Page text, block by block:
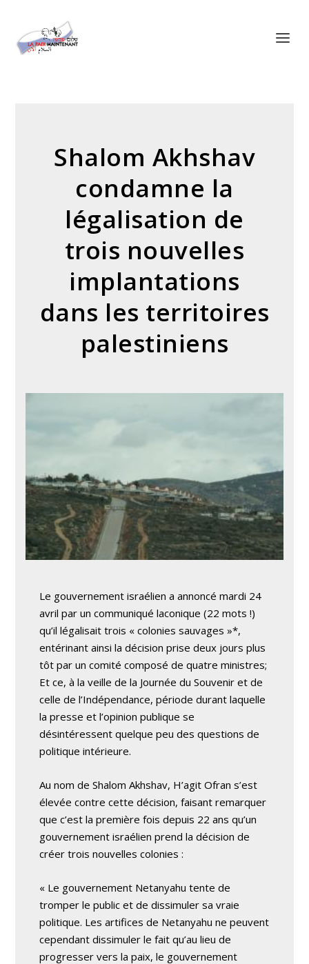
Shalom Akhshav
condamne la
légalisation de
trois nouvelles
implantations
dans les territoires
palestiniens
Le gouvernement israélien a annoncé mardi 24
avril par un communiqué laconique (22 mots !)
qu’il légalisait trois « colonies sauvages »*,
entérinant ainsi la décision prise deux jours plus
tôt par un comité composé de quatre ministres;
Et ce, à la veille de la Journée du Souvenir et de
celle de l’Indépendance, période durant laquelle
la presse et l’opinion publique se
désintéressent quelque peu des questions de
politique intérieure.
Au nom de Shalom Akhshav, H’agit Ofran s’est
élevée contre cette décision, faisant remarquer
que c’est la première fois depuis 22 ans qu’un
gouvernement israélien prend la décision de
créer trois nouvelles colonies :
« Le gouvernement Netanyahu tente de
tromper le public et de dissimuler sa vraie
politique. Les artifices de Netanyahu ne peuvent
cependant dissimuler le fait qu’au lieu de
progresser vers la paix, le gouvernement